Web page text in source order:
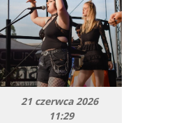
21 czerwca 2026
11:29